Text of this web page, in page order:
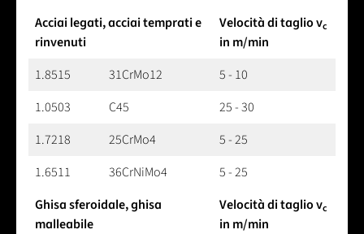
Acciai legati, acciai temprati e
rinvenuti
Velocità di taglio vc
in m/min
1.8515
31CrMo12
5 - 10
1.0503
C45
25 - 30
1.7218
25CrMo4
5 - 25
1.6511
36CrNiMo4
5 - 25
Ghisa sferoidale, ghisa
malleabile
Velocità di taglio vc
in m/min